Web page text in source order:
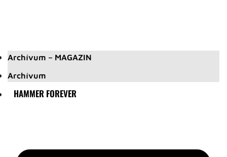
Archívum – MAGAZIN
Archívum
HAMMER FOREVER